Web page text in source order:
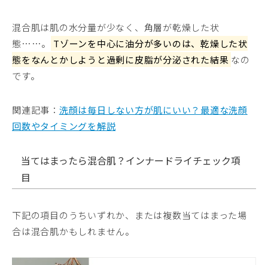
混合肌は肌の水分量が少なく、角層が乾燥した状
態……。
Tゾーンを中心に油分が多いのは、乾燥した状
態をなんとかしようと過剰に皮脂が分泌された結果 なの
です。
関連記事： 洗顔は毎日しない方が肌にいい？最適な洗顔
回数やタイミングを解説
当てはまったら混合肌？インナードライチェック項
目
下記の項目のうちいずれか、または複数当てはまった場
合は混合肌かもしれません。